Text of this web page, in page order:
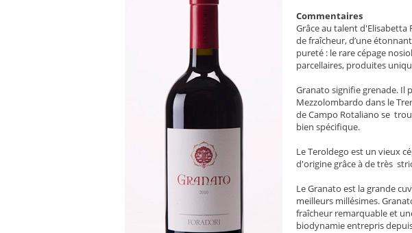
Commentaires
Grâce au talent d'Elisabetta
de fraîcheur, d’une
pureté : le rare cépage
parcellaires, produites
Granato signifie grenade. Il
Mezzolombardo dans le
de Campo Rotaliano se
bien spécifique.
Le Teroldego est un vieux
d'origine grâce à de très
Le Granato est la grande
meilleurs millésimes.
fraîcheur remarquable et
biodynamie entrepris